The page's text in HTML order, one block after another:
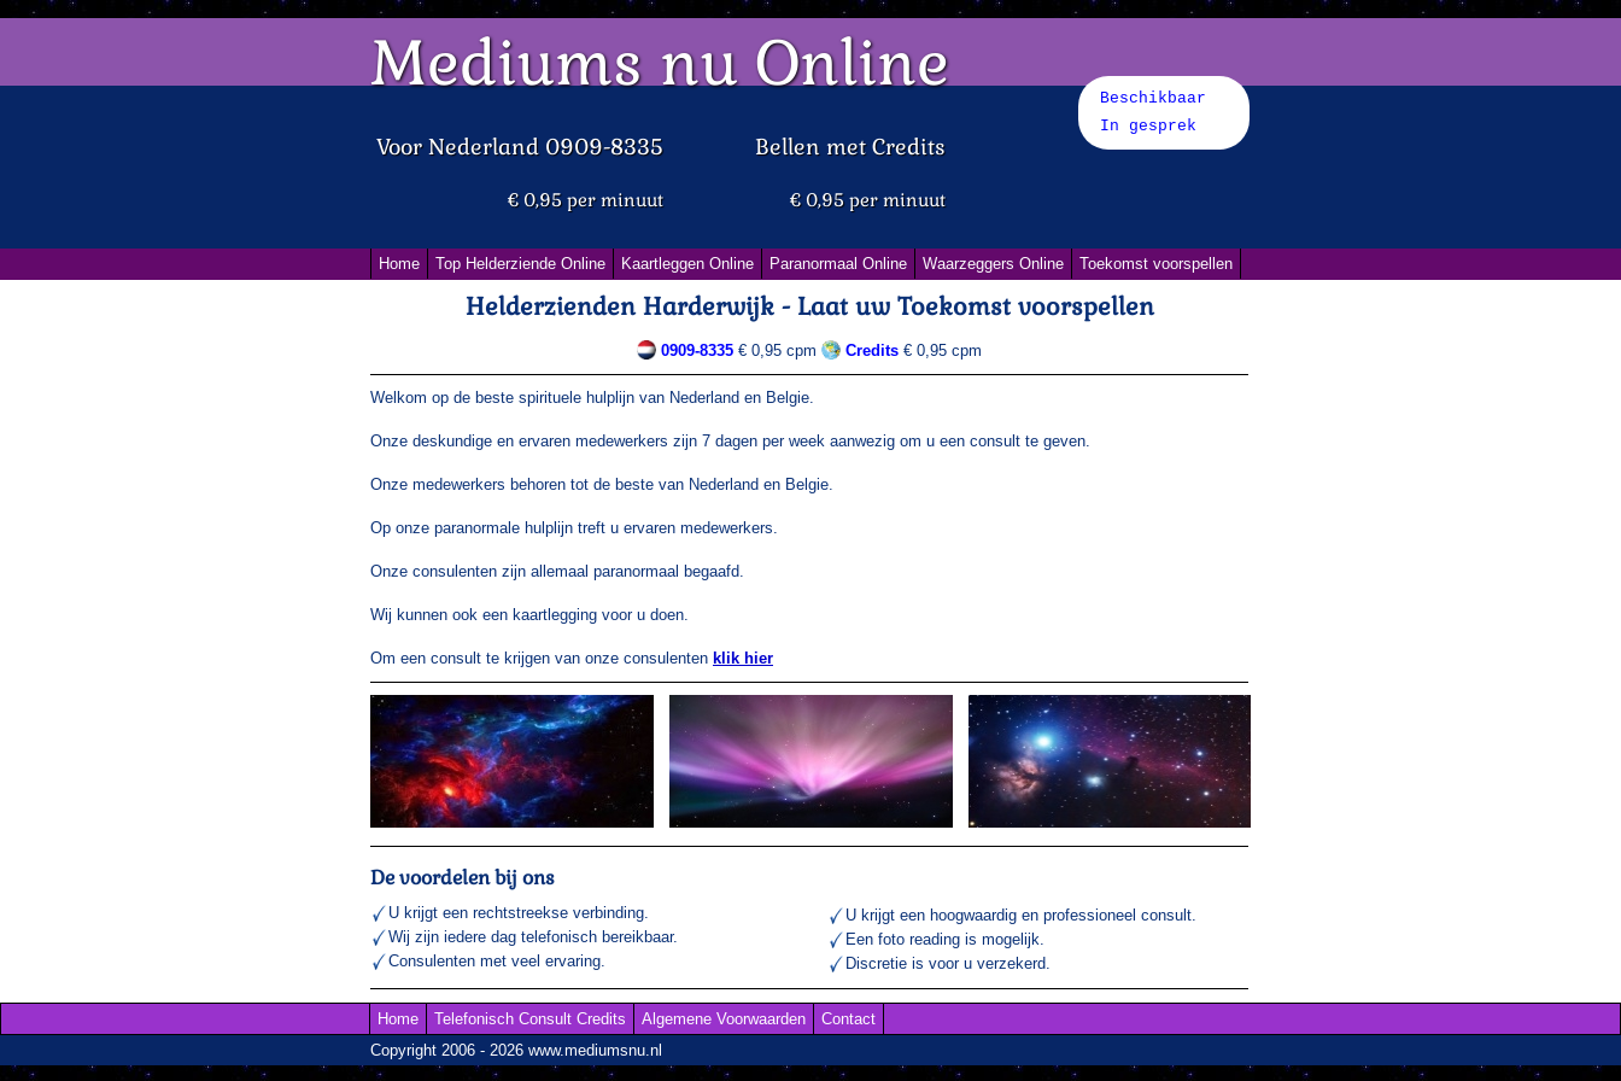
Mediums nu Online
Voor Nederland 0909-8335
€ 0,95 per minuut
Bellen met Credits
€ 0,95 per minuut
Beschikbaar
In gesprek
Home Top Helderziende Online Kaartleggen Online Paranormaal Online Waarzeggers Online Toekomst voorspellen
Helderzienden Harderwijk - Laat uw Toekomst voorspellen
0909-8335 € 0,95 cpm Credits € 0,95 cpm
Welkom op de beste spirituele hulplijn van Nederland en Belgie.
Onze deskundige en ervaren medewerkers zijn 7 dagen per week aanwezig om u een consult te geven.
Onze medewerkers behoren tot de beste van Nederland en Belgie.
Op onze paranormale hulplijn treft u ervaren medewerkers.
Onze consulenten zijn allemaal paranormaal begaafd.
Wij kunnen ook een kaartlegging voor u doen.
Om een consult te krijgen van onze consulenten klik hier
De voordelen bij ons
U krijgt een rechtstreekse verbinding.
Wij zijn iedere dag telefonisch bereikbaar.
Consulenten met veel ervaring.
U krijgt een hoogwaardig en professioneel consult.
Een foto reading is mogelijk.
Discretie is voor u verzekerd.
Home Telefonisch Consult Credits Algemene Voorwaarden
Contact
Copyright 2006 - 2026 www.mediumsnu.nl